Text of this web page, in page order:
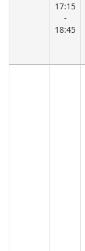
17:15
-
18:45